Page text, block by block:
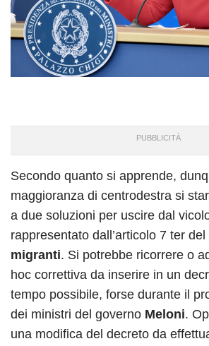
Secondo quanto si apprende,
maggioranza di centrodestra si
a due soluzioni per uscire dal
rappresentato dall’articolo 7 ter del
migranti. Si potrebbe ricorrere o
hoc correttiva da inserire in un
tempo possibile, forse durante il
dei ministri del governo Meloni.
una modifica del decreto da